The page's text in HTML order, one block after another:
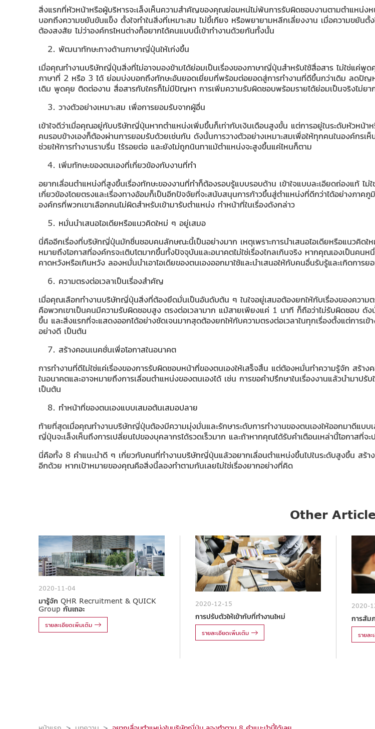
สิ่งแรกที่หัวหน้าหรือผู้บริหารจะเล็งเห็นความสำคัญของคุณย่อมหน่ไม่พ้นการรับผิดชอบงานตามตำแหน่
บอกถึงความขยันขันแข็ง ตั้งใจทำในสิ่งที่เหมาะสม ไม่ขี้เกียจ หรือพยายามหลีกเลี่ยงงาน เมื่อความขยั
ต้องสงสัย ไม่ว่าองค์กรไหนต่างก็อยากได้คนแบบนี้เข้าทำงานด้วยกันทั้งนั้น
พัฒนาทักษะทางด้านภาษาญี่ปุ่นให้เก่งขึ้น
เมื่อคุณทำงานบริษัทญี่ปุ่นสิ่งที่ไม่อาจมองข้ามได้ย่อมเป็นเรื่องของภาษาญี่ปุ่นสำหรับใช้สื่อสาร ไม่ใช่แ
ภาษาที่ 2 หรือ 3 ได้ ย่อมบ่งบอกถึงทักษะอันยอดเยี่ยมที่พร้อมต่อยอดสู่การทำงานที่ดีขึ้นกว่าเดิม ลดปัญ
เดิม พูดคุย ติดต่องาน สื่อสารกับใครก็ไม่มีปัญหา การเพิ่มความรับผิดชอบพร้อมรายได้ย่อมเป็นจริงไม่ยา
วางตัวอย่างเหมาะสม เพื่อการยอมรับจากผู้อื่น
เข้าใจดีว่าเมื่อคุณอยู่กับบริษัทญี่ปุ่นหากตำแหน่งเพิ่มขึ้นก็เท่ากับเงินเดือนสูงขั้น แต่การอยู่ในระดับหัวห
คนรอบข้างเองก็ต้องผ่านการยอมรับด้วยเช่นกัน ดังนั้นการวางตัวอย่างเหมาะสมเพื่อให้ทุกคนในองค์
ช่วยให้การทำงานราบรื่น ไร้รอยต่อ และยังไม่ถูกนินทาแม้ตำแหน่งจะสูงขึ้นแค่ไหนก็ตาม
เพิ่มทักษะของตนเองที่เกี่ยวข้องกับงานที่ทำ
อยากเลื่อนตำแหน่งที่สูงขึ้นเรื่องทักษะของงานที่ทำก็ต้องรอบรู้แบบรอบด้าน เข้าใจแบบละเอียดถ่องแท้
เกี่ยวข้องโดยตรงและเรื่องทางอ้อมก็เป็นอีกปัจจัยที่จะสนับสนุนการก้าวขึ้นสู่ตำแหน่งที่ดีกว่าได้อย่างภาค
องค์กรที่พวกเขาเลือกคนไม่ผิดสำหรับเข้ามารับตำแหน่ง ทำหน้าที่ในเรื่องดังกล่าว
หมั่นนำเสนอไอเดียหรือแนวคิดใหม่ ๆ อยู่เสมอ
นี่คืออีกเรื่องที่บริษัทญี่ปุ่นมักชื่นชอบคนลักษณะนี้เป็นอย่างมาก เหตุเพราะการนำเสนอไอเดียหรือแนวคิ
หมายถึงโอกาสที่องค์กรจะเติบโตมากขึ้นทั้งปัจจุบันและอนาคตไม่ใช่เรื่องไกลเกินจริง หากคุณเองเป็นค
คาดหวังหรือเกินหวัง ลองหมั่นนำเอาไอเดียของตนเองออกมาใช้และนำเสนอให้กับคนอื่นรับรู้และเกิดการย
ความตรงต่อเวลาเป็นเรื่องสำคัญ
เมื่อคุณเลือกทำงานบริษัทญี่ปุ่นสิ่งที่ต้องยึดมั่นเป็นอันดับต้น ๆ ในใจอยู่เสมอต้องยกให้กับเรื่องของความต
คือพวกเขาเป็นคนมีความรับผิดชอบสูง ตรงต่อเวลามาก แม้สายเพียงแค่ 1 นาที ก็ถือว่าไม่รับผิดชอบ ดั
ขึ้น และสิ่งแรกที่จะแสดงออกได้อย่างชัดเจนมากสุดต้องยกให้กับความตรงต่อเวลาในทุกเรื่องตั้งแต่การเ
อย่างดี เป็นต้น
สร้างคอนเนคชั่นเพื่อโอกาสในอนาคต
การทำงานที่ดีไม่ใช่แค่เรื่องของการรับผิดชอบหน้าที่ของตนเองให้เสร็จสิ้น แต่ต้องหมั่นทำความรู้จัก สร้า
ในอนาคตและอาจหมายถึงการเลื่อนตำแหน่งของตนเองได้ เช่น การขอคำปรึกษาในเรื่องงานแล้วนำมาป
เป็นต้น
ทำหน้าที่ของตนเองแบบเสมอต้นเสมอปลาย
ท้ายที่สุดเมื่อคุณทำงานบริษัทญี่ปุ่นต้องมีความมุ่งมั่นและรักษาระดับการทำงานของตนเองให้ออกมาดีแบ
ญี่ปุ่นจะเล็งเห็นถึงการเปลี่ยนไปของบุคลากรได้รวดเร็วมาก และถ้าหากคุณได้รับคำเตือนเหล่านี้โอกาสที่จ
นี่คือทั้ง 8 คำแนะนำดี ๆ เกี่ยวกับคนที่ทำงานบริษัทญี่ปุ่นแล้วอยากเลื่อนตำแหน่งขึ้นไปในระดับสูงขึ้น สร้
อีกด้วย หากเป้าหมายของคุณคือสิ่งนี้ลองทำตามกันเลยไม่ใช่เรื่องยากอย่างที่คิด
Other
2020-11-04
มารู้จัก QHR Recruitment & QUICK
Group กันเถอะ
รายละเอียดเพิ่มเติม
2020-12-15
การปรับตัวให้เข้ากับที่ทำงานใหม่
รายละเอียดเพิ่มเติม
2020-
การสั
รายล